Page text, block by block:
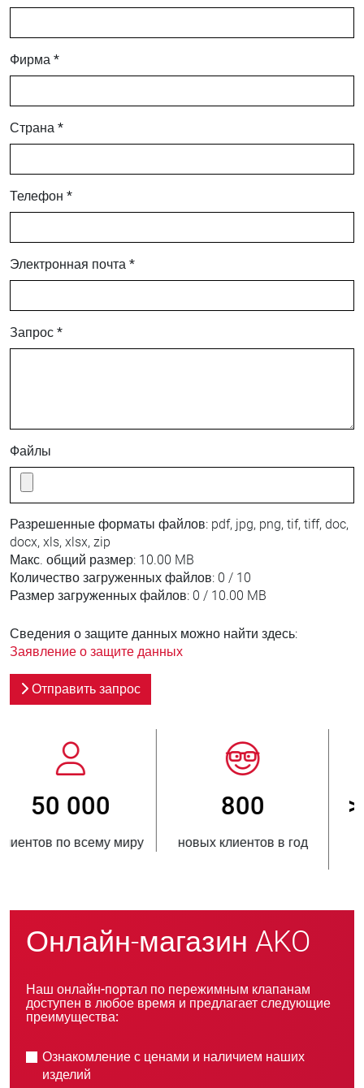
Фирма *
Страна *
Телефон *
Электронная почта *
Запрос *
Файлы
Разрешенные форматы файлов: pdf, jpg, png, tif, tiff, doc,
docx, xls, xlsx, zip
Макс. общий размер: 10.00 MB
Количество загруженных файлов: 0 / 10
Размер загруженных файлов: 0 / 10.00 MB
Сведения о защите данных можно найти здесь:
Заявление о защите данных
Отправить запрос
800
новых клиентов в год
> 3 500 000
проданных единиц
Онлайн-магазин AKO
Наш онлайн-портал по пережимным клапанам
доступен в любое время и предлагает следующие
преимущества:
Ознакомление с ценами и наличием наших
изделий